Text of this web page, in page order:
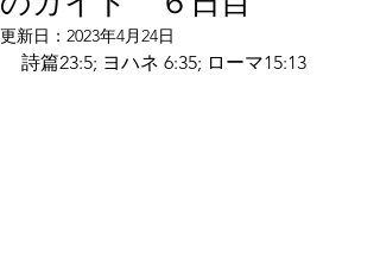
更新日： 2023年4月24日
詩篇23:5; ヨハネ 6:35; ローマ15:13